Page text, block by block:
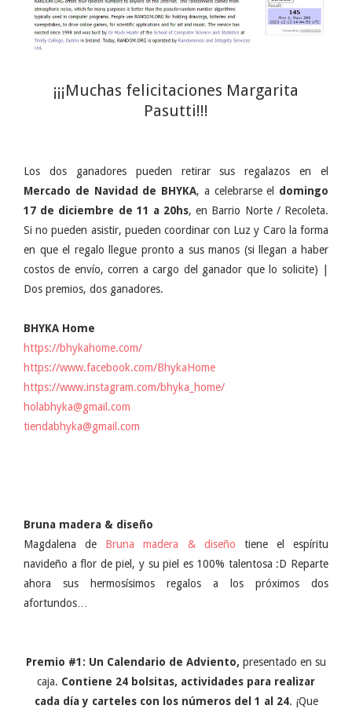
¡¡¡Muchas felicitaciones Margarita
Pasutti!!!
Los dos ganadores pueden retirar sus regalazos en el
Mercado de Navidad de BHYKA, a celebrarse el domingo
17 de diciembre de 11 a 20hs, en Barrio Norte / Recoleta.
Si no pueden asistir, pueden coordinar con Luz y Caro la forma
en que el regalo llegue pronto a sus manos (si llegan a haber
costos de envío, corren a cargo del ganador que lo solicite) |
Dos premios, dos ganadores.
BHYKA Home
https://bhykahome.com/
https://www.facebook.com/BhykaHome
https://www.instagram.com/bhyka_home/
holabhyka@gmail.com
tiendabhyka@gmail.com
Bruna madera & diseño
Magdalena de Bruna madera & diseño tiene el espíritu
navideño a flor de piel, y su piel es 100% talentosa :D Reparte
ahora sus hermosísimos regalos a los próximos dos
afortundos…
Premio #1: Un Calendario de Adviento, presentado en su
caja. Contiene 24 bolsitas, actividades para realizar
cada día y carteles con los números del 1 al 24. ¡Que